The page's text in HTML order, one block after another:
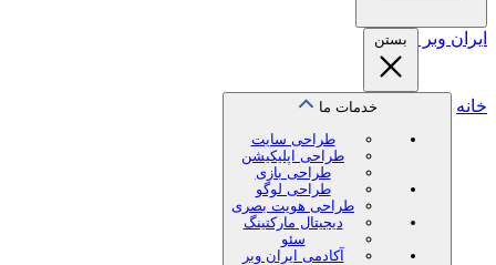
ایران وبر بستن
خانه
خدمات ما
طراحی سایت
طراحی اپلیکیشن
طراحی بازی
طراحی لوگو
طراحی هویت بصری
دیجیتال مارکتینگ
سئو
آکادمی ایران وبر